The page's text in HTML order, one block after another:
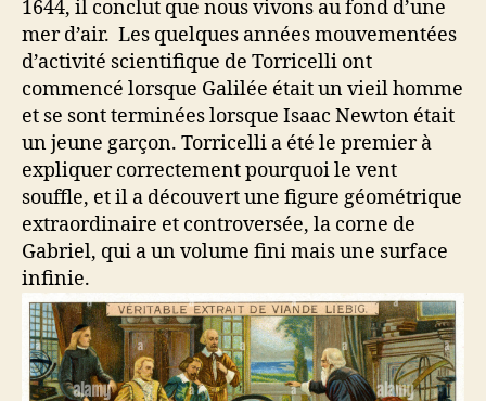
1644, il conclut que nous vivons au fond d’une
mer d’air. Les quelques années mouvementées
d’activité scientifique de Torricelli ont
commencé lorsque Galilée était un vieil homme
et se sont terminées lorsque Isaac Newton était
un jeune garçon. Torricelli a été le premier à
expliquer correctement pourquoi le vent
souffle, et il a découvert une figure géométrique
extraordinaire et controversée, la corne de
Gabriel, qui a un volume fini mais une surface
infinie.